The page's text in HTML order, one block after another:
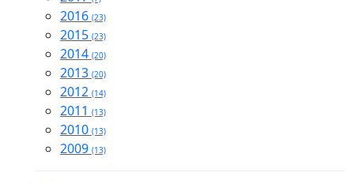
2016 (23)
2015 (23)
2014 (20)
2013 (20)
2012 (14)
2011 (13)
2010 (13)
2009 (13)